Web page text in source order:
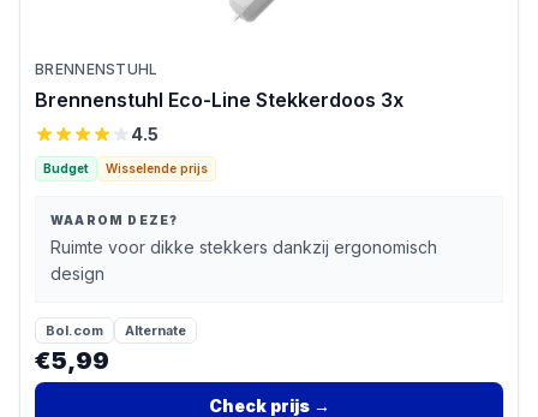
BRENNENSTUHL
Brennenstuhl Eco-Line Stekkerdoos 3x
4.5
Budget Wisselende prijs
WAAROM DEZE?
Ruimte voor dikke stekkers dankzij ergonomisch
design
Bol.com Alternate
€5,99
Check prijs→